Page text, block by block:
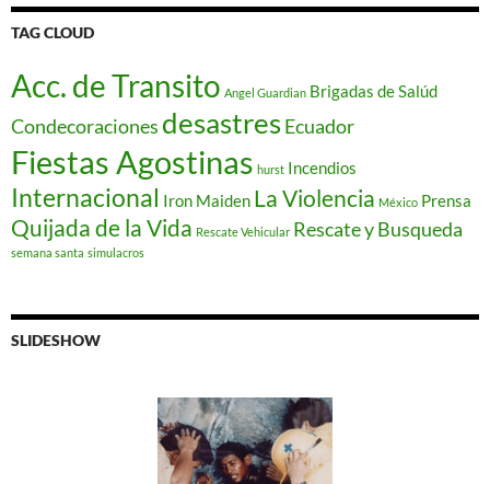
TAG CLOUD
Acc. de Transito Angel Guardian Brigadas de Salúd
Condecoraciones desastresEcuador
Fiestas Agostinas hurst Incendios
Internacional Iron Maiden La Violencia México Prensa
Quijada de la Vida Rescate Vehicular Rescate y Busqueda
semana santa simulacros
SLIDESHOW